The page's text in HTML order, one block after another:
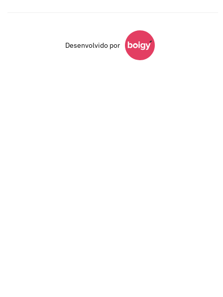
Desenvolvido por